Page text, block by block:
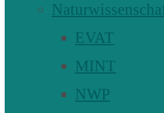
EVAT
MINT
NWP